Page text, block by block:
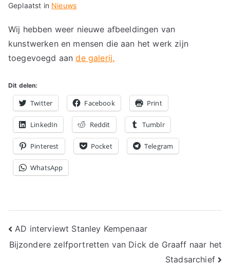
Geplaatst in Nieuws
Wij hebben weer nieuwe afbeeldingen van
kunstwerken en mensen die aan het werk zijn
toegevoegd aande galerij.
Dit delen:
Twitter Facebook Print
LinkedIn Reddit Tumblr
Pinterest Pocket Telegram
WhatsApp
Bericht
navigatie
AD interviewt Stanley Kempenaar
Bijzondere zelfportretten van Dick de Graaff naar het
Stadsarchief